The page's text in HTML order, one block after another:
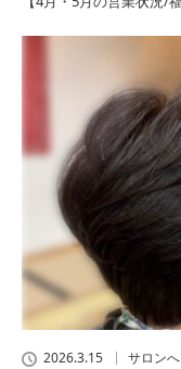
2026.3.15 サロンへ